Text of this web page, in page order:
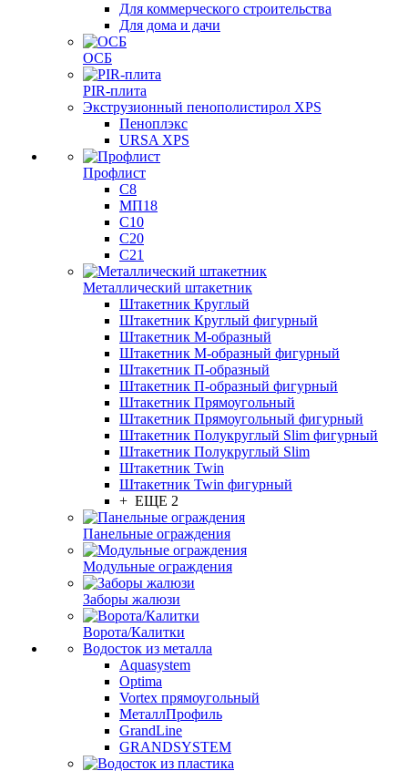
Для коммерческого строительства
Для дома и дачи
ОСБ
PIR-плита
Экструзионный пенополистирол XPS
Пеноплэкс
URSA XPS
Профлист
С8
МП18
С10
С20
С21
Металлический штакетник
Штакетник Круглый
Штакетник Круглый фигурный
Штакетник М-образный
Штакетник М-образный фигурный
Штакетник П-образный
Штакетник П-образный фигурный
Штакетник Прямоугольный
Штакетник Прямоугольный фигурный
Штакетник Полукруглый Slim фигурный
Штакетник Полукруглый Slim
Штакетник Twin
Штакетник Twin фигурный
+ ЕЩЕ 2
Панельные ограждения
Модульные ограждения
Заборы жалюзи
Ворота/Калитки
Водосток из металла
Aquasystem
Optima
Vortex прямоугольный
МеталлПрофиль
GrandLine
GRANDSYSTEM